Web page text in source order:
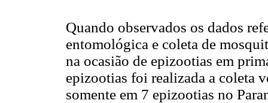
Quando observados os dados
entomológica e coleta de
na ocasião de epizootias em
epizootias foi realizada a coleta
somente em 7 epizootias no